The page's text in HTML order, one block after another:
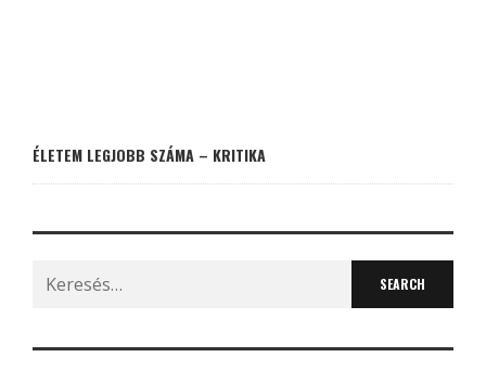
ÉLETEM LEGJOBB SZÁMA – KRITIKA
Search
for: